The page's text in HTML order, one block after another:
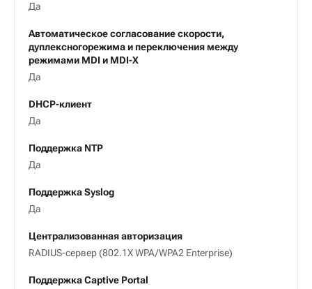
Да
Автоматическое согласование скорости,
дуплексногорежима и переключения между
режимами MDI и MDI-X
Да
DHCP-клиент
Да
Поддержка NTP
Да
Поддержка Syslog
Да
Централизованная авторизация
RADIUS-сервер (802.1X WPA/WPA2 Enterprise)
Поддержка Captive Portal